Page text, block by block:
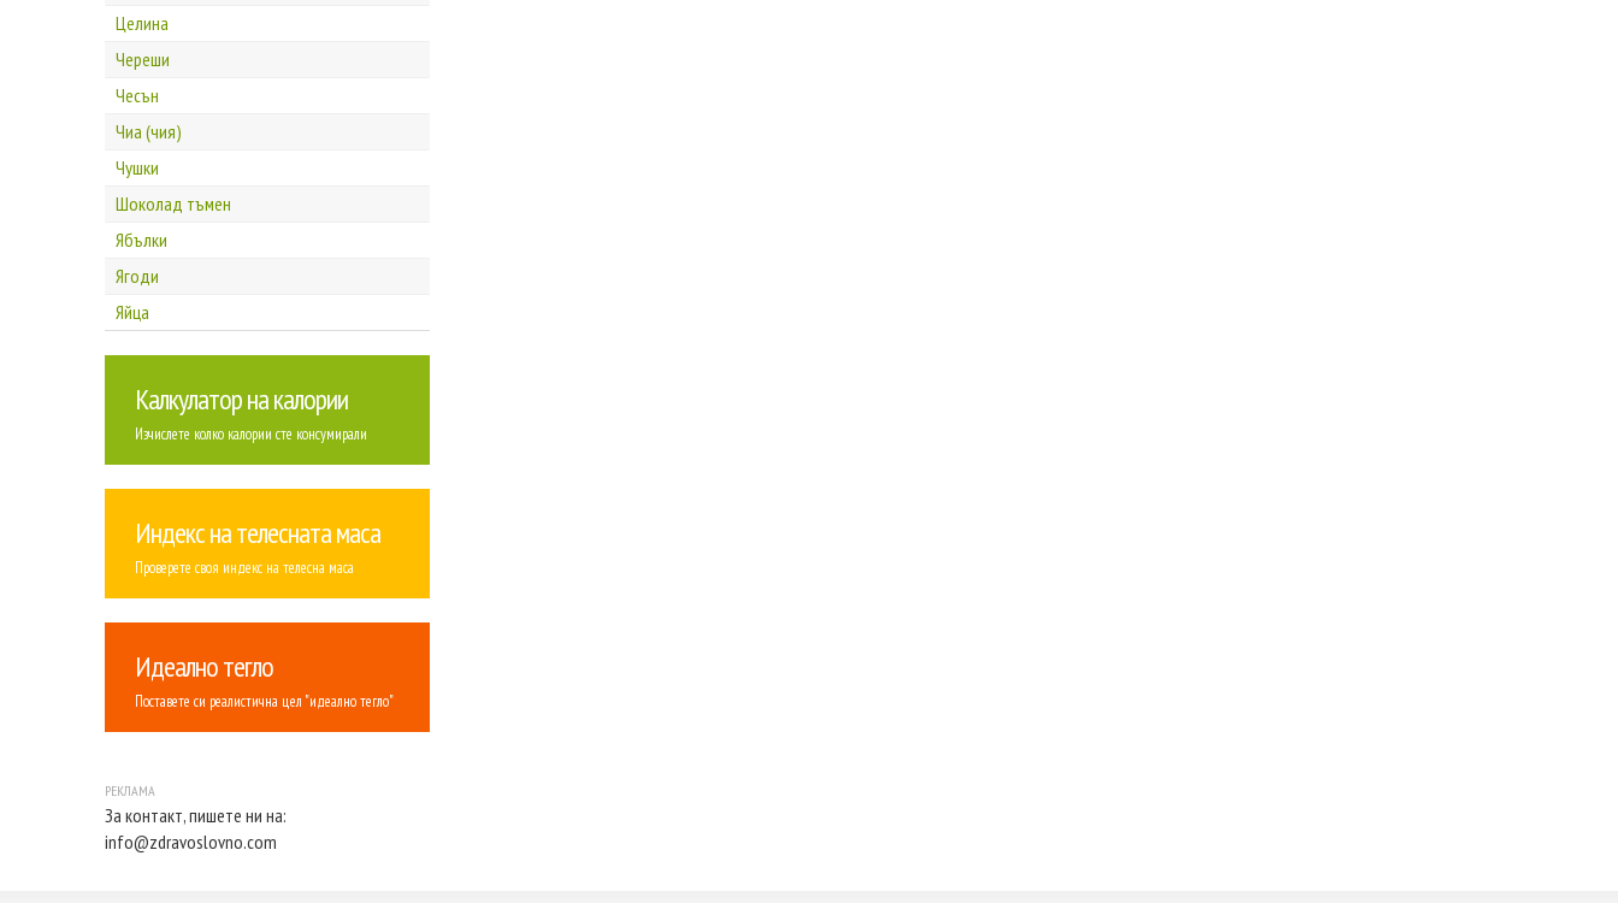
Целина
Череши
Чесън
Чиа (чия)
Чушки
Шоколад тъмен
Ябълки
Ягоди
Яйца
Калкулатор на калории
Изчислете колко калории сте консумирали
Индекс на телесната маса
Проверете своя индекс на телесна маса
Идеално тегло
Поставете си реалистична цел "идеално тегло"
За контакт, пишете ни на:
info@zdravoslovno.com